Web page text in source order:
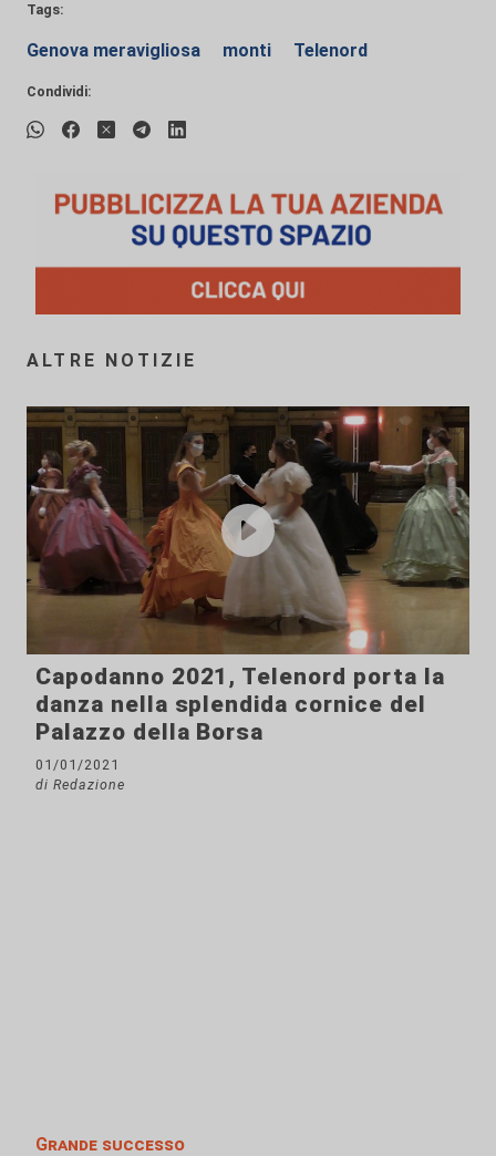
Tags:
Genova meravigliosa monti Telenord
Condividi:
ALTRE NOTIZIE
Capodanno 2021, Telenord porta la
danza nella splendida cornice del
Palazzo della Borsa
01/01/2021
di Redazione
Grande successo